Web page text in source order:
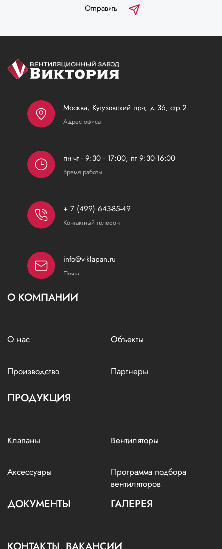
Отправить
Москва, Кутузовский пр-т, д.36, стр.2
Адрес офиса
пн-чт - 9:30 - 17:00, пт 9:30-16:00
Время работы
+ 7 (499) 643-85-49
Контактный телефон
info@v-klapan.ru
Почта
О КОМПАНИИ
О нас Объекты
Производство Партнеры
ПРОДУКЦИЯ
Клапаны Вентиляторы
Аксессуары
Программа подбора
вентиляторов
ДОКУМЕНТЫ ГАЛЕРЕЯ